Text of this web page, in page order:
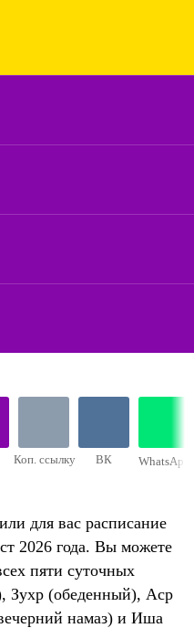
Коп. ссылку ВК WhatsApp
для вас расписание
2026 года. Вы можете
пяти суточных
(обеденный), Аср
намаз) и Иша